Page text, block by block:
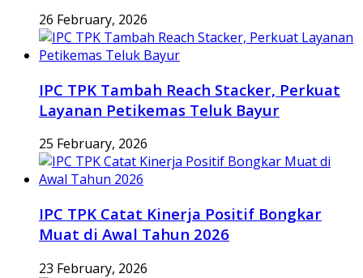
26 February, 2026
IPC TPK Tambah Reach Stacker, Perkuat
Layanan Petikemas Teluk Bayur
25 February, 2026
IPC TPK Catat Kinerja Positif Bongkar
Muat di Awal Tahun 2026
23 February, 2026